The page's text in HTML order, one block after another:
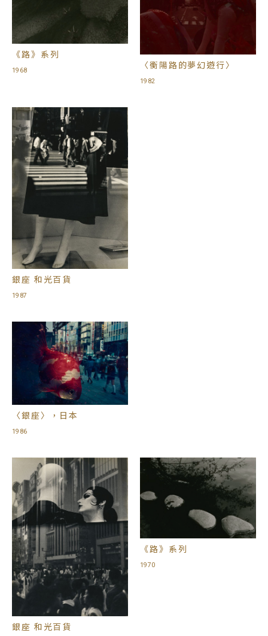
《路》系列
1968
〈衡陽路的夢幻遊行〉
1982
銀座 和光百貨
1987
〈銀座〉，日本
1986
銀座 和光百貨
《路》系列
1970